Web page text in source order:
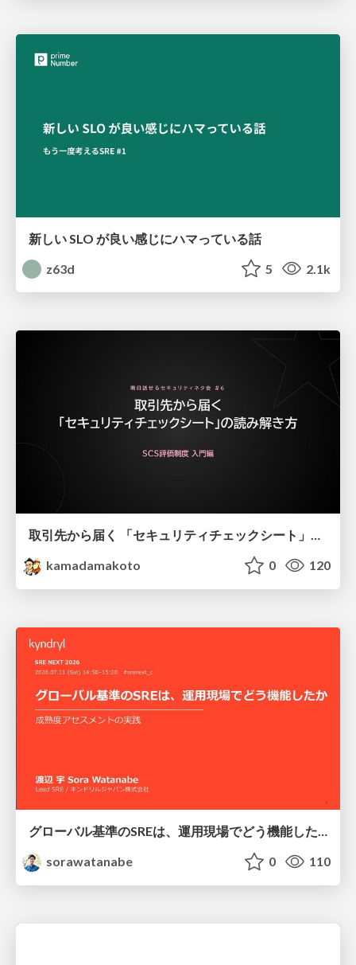
新しい SLO が良い感じにハマっている話
z63d
5 2.1k
取引先から届く 「セキュリティチェックシート」の読み解き方
kamadamakoto
0 120
グローバル基準のSREは、運用現場でどう機能したか：成熟度アセスメントの実践 ／ SRE NEXT 2026
sorawatanabe
0 110